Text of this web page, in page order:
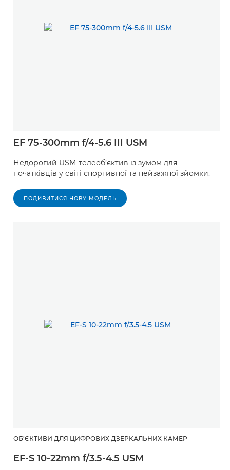
EF 75-300mm f/4-5.6 III USM
Недорогий USM-телеоб’єктив із зумом для
початківців у світі спортивної та пейзажної зйомки.
ПОДИВИТИСЯ НОВУ МОДЕЛЬ
ОБ’ЄКТИВИ ДЛЯ ЦИФРОВИХ ДЗЕРКАЛЬНИХ КАМЕР
EF-S 10-22mm f/3.5-4.5 USM